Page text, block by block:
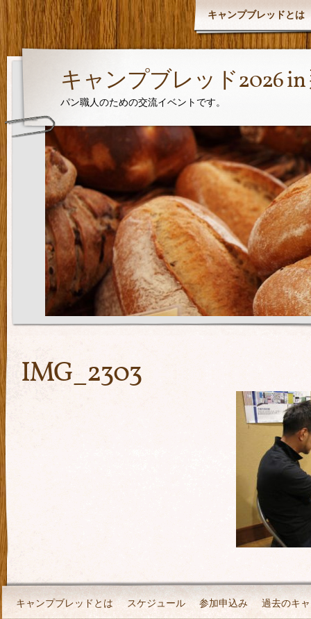
キャンプブレッドとは
キャンプブレッド2026
パン職人のための交流イベントです。
IMG_2303
キャンプブレッドとは スケジュール 参加申込み 過去のキ